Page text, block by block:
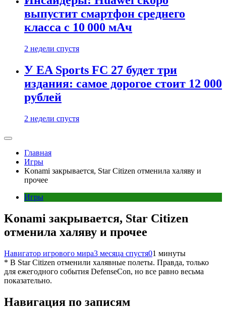
выпустит смартфон среднего
класса с 10 000 мАч
2 недели спустя
У EA Sports FC 27 будет три
издания: самое дорогое стоит 12 000
рублей
2 недели спустя
Главная
Игры
Konami закрывается, Star Citizen отменила халяву и
прочее
Игры
Konami закрывается, Star Citizen
отменила халяву и прочее
Навигатор игрового мира3 месяца спустя01 минуты
* В Star Citizen отменили халявные полеты. Правда, только
для ежегодного события DefenseCon, но все равно весьма
показательно.
Навигация по записям